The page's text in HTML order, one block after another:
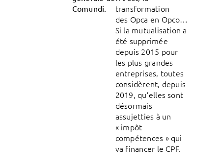
Comundi.
transformation
des Opca en Opco…
Si la mutualisation a
été supprimée
depuis 2015 pour
les plus grandes
entreprises, toutes
considèrent, depuis
2019, qu’elles sont
désormais
assujetties à un
« impôt
compétences » qui
va financer le CPF.